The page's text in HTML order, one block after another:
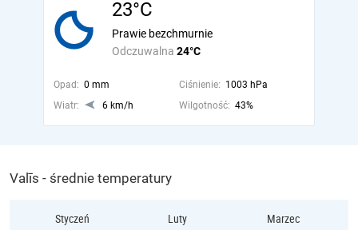
23°C
Odczuwalna 24°C
Prawie bezchmurnie
Opad: 0 mm Ciśnienie: 1003 hPa
Wiatr:
6 km/h Wilgotność: 43%
Valīs - średnie temperatury
Styczeń Luty Marzec